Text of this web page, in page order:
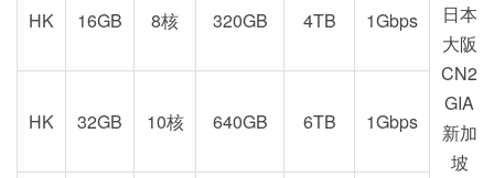
日本
大阪
CN2
GIA
新加
坡
HK 16GB 8核 320GB 4TB 1Gbps
HK 32GB 10核 640GB 6TB 1Gbps